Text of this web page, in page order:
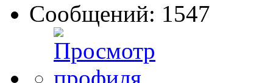
Сообщений: 1547